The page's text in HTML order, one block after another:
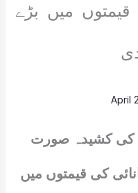
قیمتوں میں بڑے
April
کی کشیدہ صورت
2026 میں توانائی کی قیمتوں میں